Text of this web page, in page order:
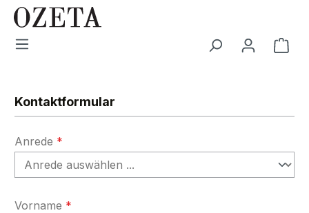
Zum Hauptinhalt springen
Kontaktformular
Anrede *
Vorname *